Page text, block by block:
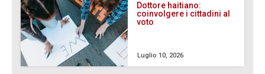
Dottore haitiano:
coinvolgere i cittadini al
voto
Luglio 10, 2026